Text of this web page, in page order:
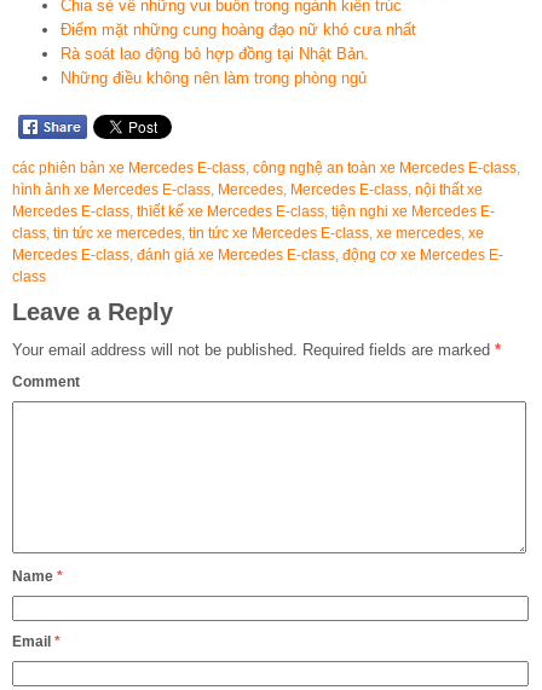
Chia sẻ về những vui buồn trong ngành kiến trúc
Điểm mặt những cung hoàng đạo nữ khó cưa nhất
Rà soát lao động bỏ hợp đồng tại Nhật Bản.
Những điều không nên làm trong phòng ngủ
các phiên bản xe Mercedes E-class, công nghệ an toàn xe Mercedes E-class,
hình ảnh xe Mercedes E-class, Mercedes, Mercedes E-class, nội thất xe
Mercedes E-class, thiết kế xe Mercedes E-class, tiện nghi xe Mercedes E-
class, tin tức xe mercedes, tin tức xe Mercedes E-class, xe mercedes, xe
Mercedes E-class, đánh giá xe Mercedes E-class, động cơ xe Mercedes E-
class
Leave a Reply
Your email address will not be published. Required fields are marked *
Comment
Name *
Email *